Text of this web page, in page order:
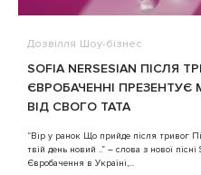
Дозвілля Шоу-бізнес
SOFIA NERSESIAN
ЄВРОБАЧЕННІ
ВІД СВОГО ТАТА
“Вір у ранок Що прийде після тривог
твій день новий ..” – слова з нової
Євробачення в Україні,...